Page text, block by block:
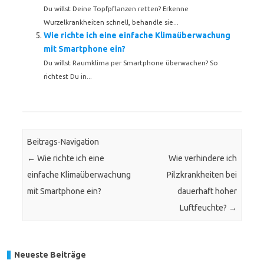
Du willst Deine Topfpflanzen retten? Erkenne
Wurzelkrankheiten schnell, behandle sie...
Wie richte ich eine einfache Klimaüberwachung
mit Smartphone ein?
Du willst Raumklima per Smartphone überwachen? So
richtest Du in...
Beitrags-Navigation
← Wie richte ich eine
einfache Klimaüberwachung
mit Smartphone ein?
Wie verhindere ich
Pilzkrankheiten bei
dauerhaft hoher
Luftfeuchte? →
Neueste Beiträge